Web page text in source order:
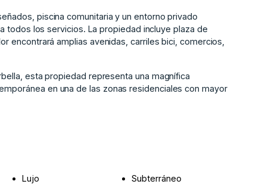
piscina comunitaria y un entorno privado
todos los servicios. La propiedad incluye plaza de
encontrará amplias avenidas, carriles bici, comercios,
‌esta ‌propiedad representa una ‌magnífica
‌en ‌una de ‌las zonas ‌residenciales con mayor
Lujo
Subterráneo